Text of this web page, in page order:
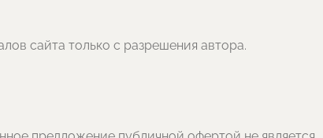
сайта только с разрешения автора.